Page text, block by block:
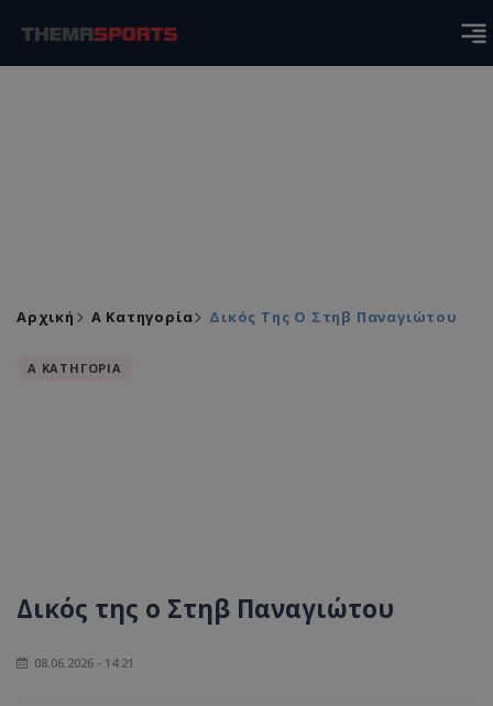
Αρχική Α Κατηγορία Δικός Της Ο Στηβ Παναγιώτου
Α ΚΑΤΗΓΟΡΙΑ
Δικός της ο Στηβ Παναγιώτου
08.06.2026 - 14:21